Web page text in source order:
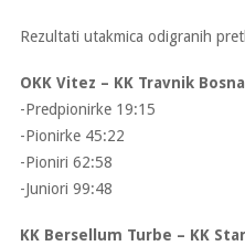
Rezultati utakmica odigranih
OKK Vitez – KK Travnik
-Predpionirke 19:15
-Pionirke 45:22
-Pioniri 62:58
-Juniori 99:48
KK Bersellum Turbe – KK